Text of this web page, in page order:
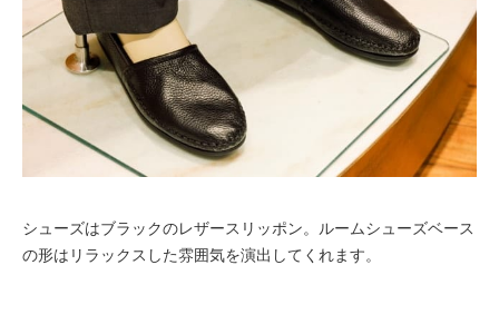
シューズはブラックのレザースリッポン。ルームシューズベース
の形はリラックスした雰囲気を演出してくれます。